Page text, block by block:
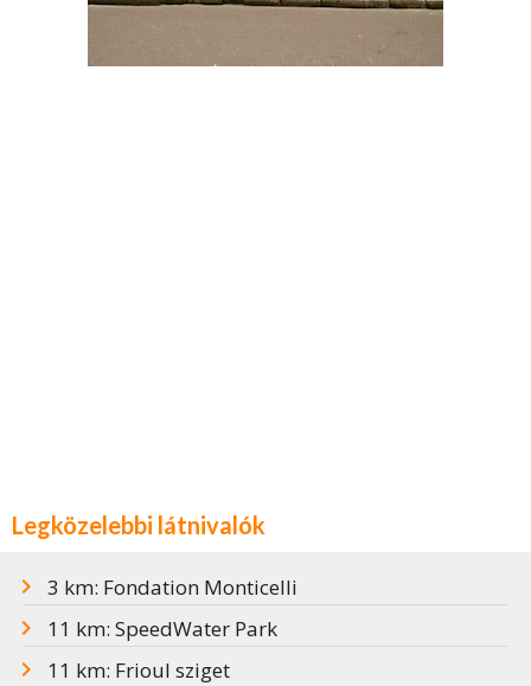
Legközelebbi látnivalók
3 km: Fondation Monticelli
11 km: SpeedWater Park
11 km: Frioul sziget